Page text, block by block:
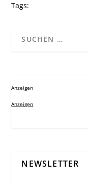
Tags:
Anzeigen
Anzeigen
NEWSLETTER